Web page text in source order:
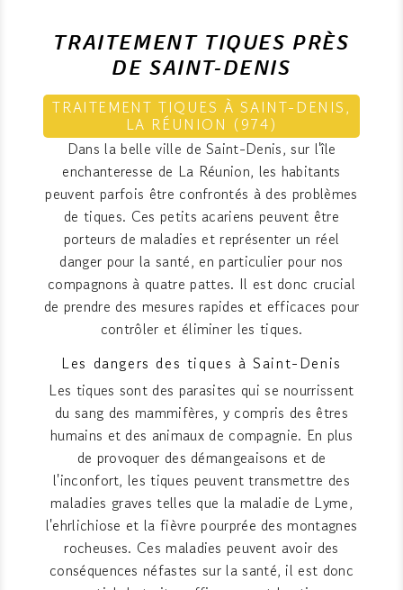
TRAITEMENT TIQUES PRÈS
DE SAINT-DENIS
TRAITEMENT TIQUES À SAINT-DENIS,
LA RÉUNION (974)
Dans la belle ville de Saint-Denis, sur l'île
enchanteresse de La Réunion, les habitants
peuvent parfois être confrontés à des problèmes
de tiques. Ces petits acariens peuvent être
porteurs de maladies et représenter un réel
danger pour la santé, en particulier pour nos
compagnons à quatre pattes. Il est donc crucial
de prendre des mesures rapides et efficaces pour
contrôler et éliminer les tiques.
Les dangers des tiques à Saint-Denis
Les tiques sont des parasites qui se nourrissent
du sang des mammifères, y compris des êtres
humains et des animaux de compagnie. En plus
de provoquer des démangeaisons et de
l'inconfort, les tiques peuvent transmettre des
maladies graves telles que la maladie de Lyme,
l'ehrlichiose et la fièvre pourprée des montagnes
rocheuses. Ces maladies peuvent avoir des
conséquences néfastes sur la santé, il est donc